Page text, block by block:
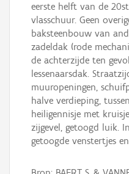
eerste helft van de
vlasschuur. Geen
baksteenbouw van
zadeldak (rode
de achterzijde ten
lessenaarsdak.
muuropeningen,
halve verdieping,
heiligennisje met
zijgevel, getoogd luik.
getoogde venstertjes